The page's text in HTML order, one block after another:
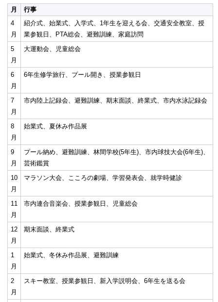
月
行事
4
月
紹介式、始業式、入学式、1年生を迎える会、交通安全教室、授
業参観日、PTA総会、避難訓練、家庭訪問
5
月
大運動会、児童総会
6
月
6年生修学旅行、プール開き、授業参観日
7
月
市内陸上記録会、避難訓練、期末面談、終業式、市内水泳記録会
8
月
始業式、夏休み作品展
9
月
プール納め、避難訓練、林間学校(5年生)、市内球技大会(6年生)、
芸術鑑賞
10
月
マラソン大会、こころの劇場、学習発表会、就学時健診
11
月
市内連合音楽会、授業参観日、児童総会
12
月
期末面談、終業式
1
月
始業式、冬休み作品展、避難訓練
2
月
スキー教室、授業参観日、新入学説明会、6年生を送る会